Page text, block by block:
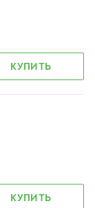
КУПИТЬ
КУПИТЬ